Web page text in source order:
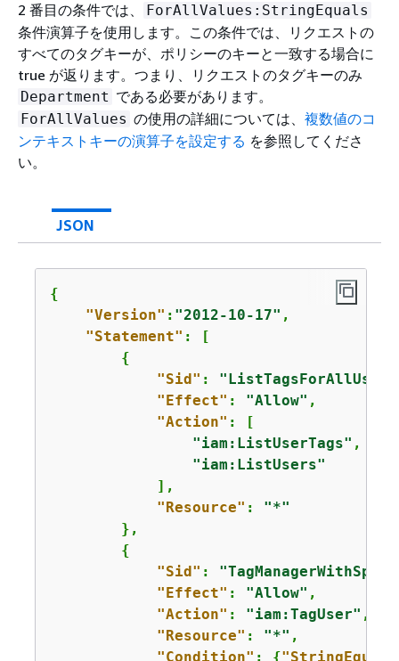
2 番目の条件では、
ForAllValues:StringEquals
条件演算子を使用します。この条件では、リクエストの
すべてのタグキーが、ポリシーのキーと一致する場合に
true が返ります。つまり、リクエストのタグキーのみ
Department である必要があります。
ForAllValues の使用の詳細については、 複数値のコ
ンテキストキーの演算子を設定する を参照してくださ
い。
JSON
{
"Version" : "2012-10-17" ,
"Statement" : [
{
"Sid" :
"Effect" : "Allow" ,
"Action" : [
"iam:ListUserTags" ,
"iam:ListUsers"
            ],
"Resource" : "*"
        },
{
"Sid" :
"Effect" : "Allow" ,
"Action" : "iam:TagUser" ,
"Resource" : "*" ,
"Condition" : {